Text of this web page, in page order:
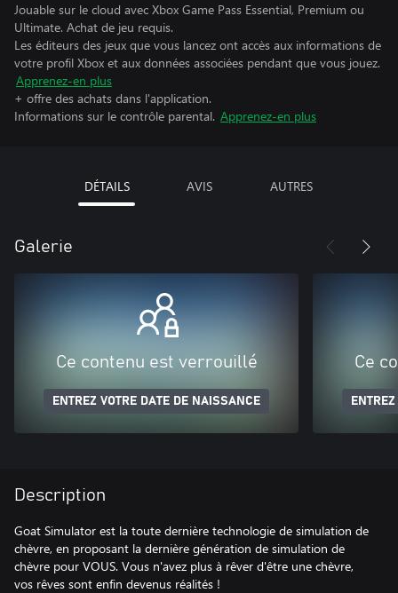
Jouable sur le cloud avec Xbox Game Pass Essential, Premium ou
Ultimate. Achat de jeu requis.
Les éditeurs des jeux que vous lancez ont accès aux informations de
votre profil Xbox et aux données associées pendant que vous jouez.
Apprenez-en plus
+ offre des achats dans l'application.
Informations sur le contrôle parental. Apprenez-en plus
DÉTAILS AVIS AUTRES
Galerie
Ce contenu est verrouillé
ENTREZ VOTRE DATE DE NAISSANCE
Ce
Description
Goat Simulator est la toute dernière technologie de simulation de
chèvre, en proposant la dernière génération de simulation de
chèvre pour VOUS. Vous n'avez plus à rêver d'être une chèvre,
vos rêves sont enfin devenus réalités !